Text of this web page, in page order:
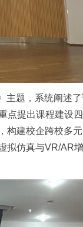
题，系统阐述
点提出课程建设四
构建校企跨校多
拟仿真与VR/AR